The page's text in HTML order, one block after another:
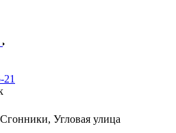
21
Угловая улица